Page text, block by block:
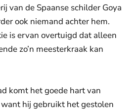
van de Spaanse schilder Goya
ook niemand achter hem.
is ervan overtuigd dat alleen
zo’n meesterkraak kan
komt het goede hart van
hij gebruikt het gestolen